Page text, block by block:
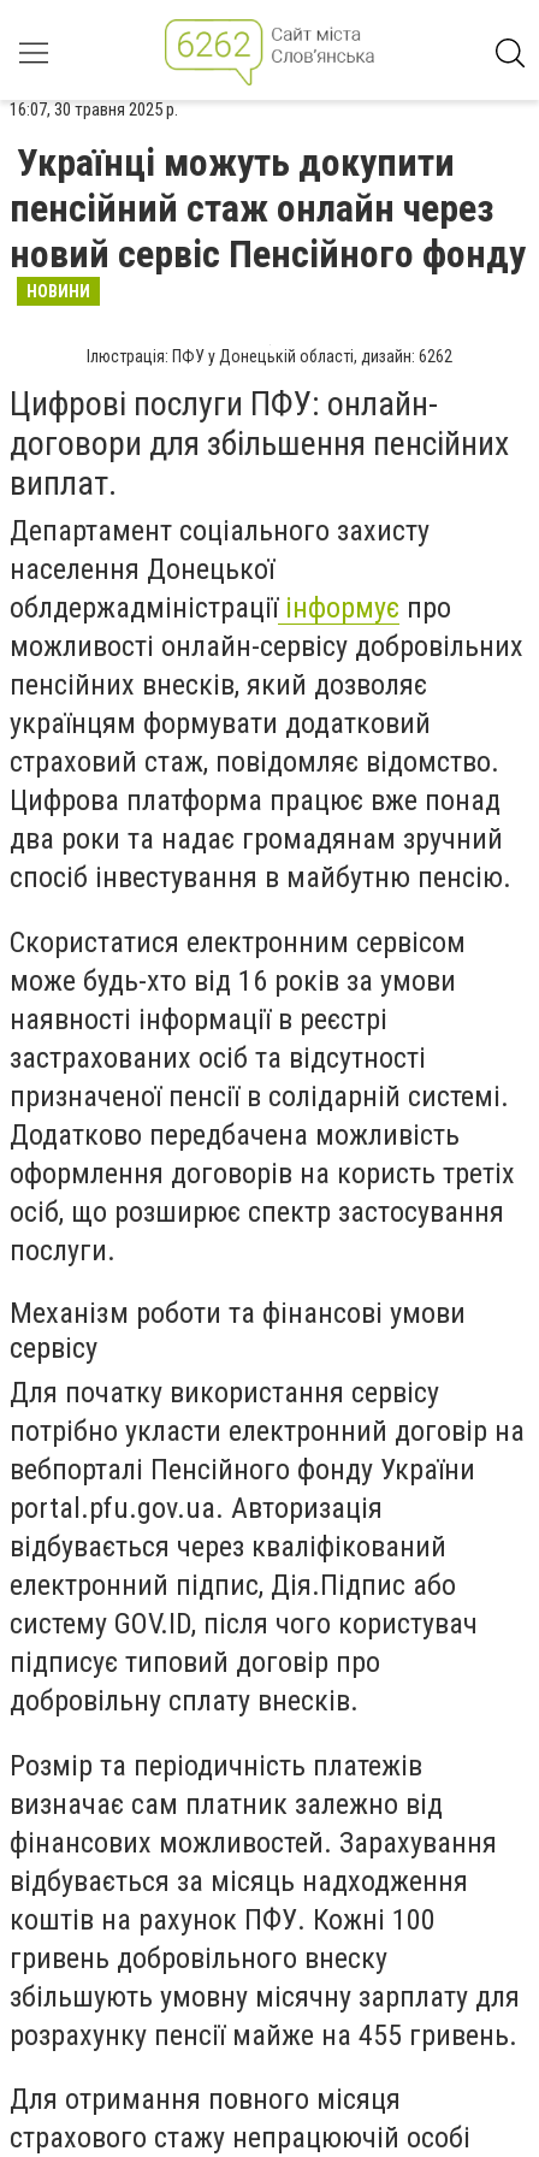
16:07, 30 травня 2025 р.
Українці можуть докупити
пенсійний стаж онлайн через
новий сервіс Пенсійного фонду
НОВИНИ
Ілюстрація: ПФУ у Донецькій області, дизайн: 6262
Цифрові послуги ПФУ: онлайн-
договори для збільшення пенсійних
виплат.
Департамент соціального захисту
населення Донецької
облдержадміністраціїінформує про
можливості онлайн-сервісу добровільних
пенсійних внесків, який дозволяє
українцям формувати додатковий
страховий стаж, повідомляє відомство.
Цифрова платформа працює вже понад
два роки та надає громадянам зручний
спосіб інвестування в майбутню пенсію.
Скористатися електронним сервісом
може будь-хто від 16 років за умови
наявності інформації в реєстрі
застрахованих осіб та відсутності
призначеної пенсії в солідарній системі.
Додатково передбачена можливість
оформлення договорів на користь третіх
осіб, що розширює спектр застосування
послуги.
Механізм роботи та фінансові умови
сервісу
Для початку використання сервісу
потрібно укласти електронний договір на
вебпорталі Пенсійного фонду України
portal.pfu.gov.ua. Авторизація
відбувається через кваліфікований
електронний підпис, Дія.Підпис або
систему GOV.ID, після чого користувач
підписує типовий договір про
добровільну сплату внесків.
Розмір та періодичність платежів
визначає сам платник залежно від
фінансових можливостей. Зарахування
відбувається за місяць надходження
коштів на рахунок ПФУ. Кожні 100
гривень добровільного внеску
збільшують умовну місячну зарплату для
розрахунку пенсії майже на 455 гривень.
Для отримання повного місяця
страхового стажу непрацюючій особі